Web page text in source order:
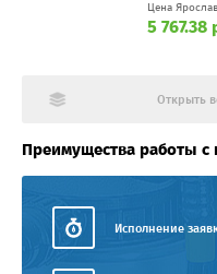
Цена
5 767.38
Открыть
Преимущества работы с
Исполнение